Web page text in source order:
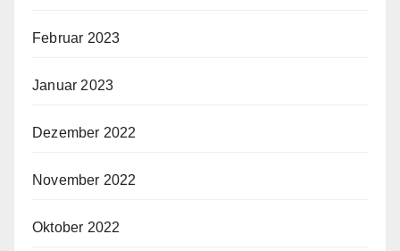
Februar 2023
Januar 2023
Dezember 2022
November 2022
Oktober 2022